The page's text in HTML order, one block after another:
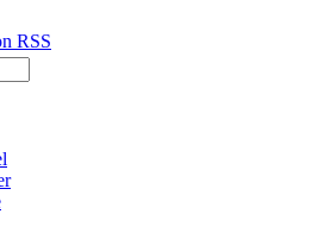
RSS